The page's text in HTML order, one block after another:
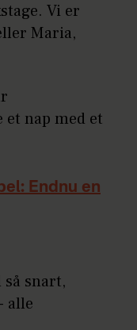
Vi er
Maria,
nap med et
Endnu en
snart,
alle